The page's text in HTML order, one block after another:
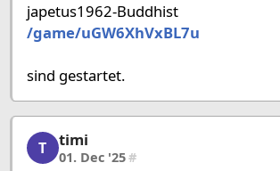
japetus1962-Buddhist
/game/uGW6XhVxBL7u
sind gestartet.
timi, 23/58, 01. Dec '25
T timi
01. Dec '25#